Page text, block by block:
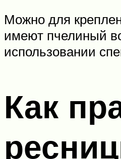
Можно для
имеют пчелиный
использовании
Как